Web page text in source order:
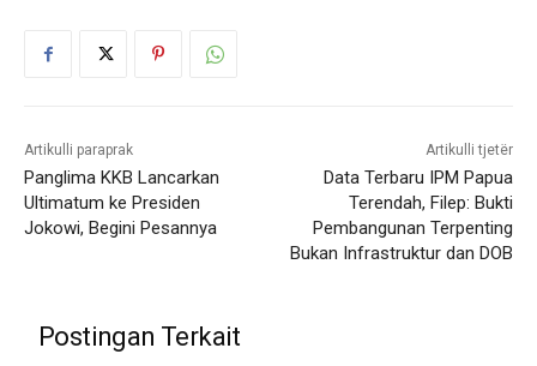
Artikulli paraprak
Panglima KKB Lancarkan
Ultimatum ke Presiden
Jokowi, Begini Pesannya
Artikulli tjetër
Data Terbaru IPM Papua
Terendah, Filep: Bukti
Pembangunan Terpenting
Bukan Infrastruktur dan DOB
Postingan Terkait